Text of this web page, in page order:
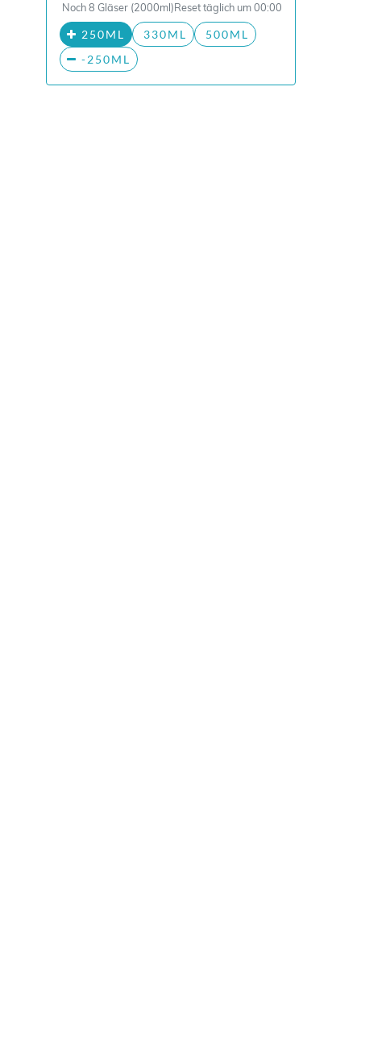
Noch 8 Gläser (2000ml)Reset täglich um 00:00
250ML 330ML
500ML
-250ML